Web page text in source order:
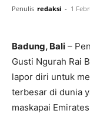
Penulis redaksi - 1
Badung, Bali –
Gusti Ngurah Rai
lapor diri untuk
terbesar di dunia
maskapai